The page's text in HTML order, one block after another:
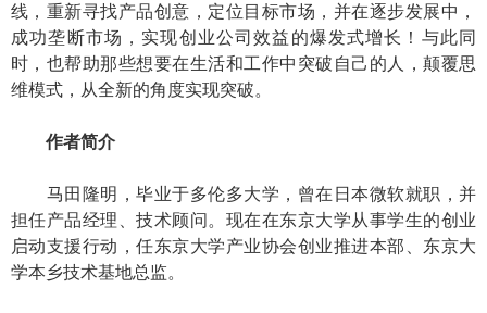
线，重新寻找产品创意，定位目标市场，并在逐步发展中，
成功垄断市场，实现创业公司效益的爆发式增长！与此同
时，也帮助那些想要在生活和工作中突破自己的人，颠覆思
维模式，从全新的角度实现突破。
作者简介
马田隆明，毕业于多伦多大学，曾在日本微软就职，并
担任产品经理、技术顾问。现在在东京大学从事学生的创业
启动支援行动，任东京大学产业协会创业推进本部、东京大
学本乡技术基地总监。